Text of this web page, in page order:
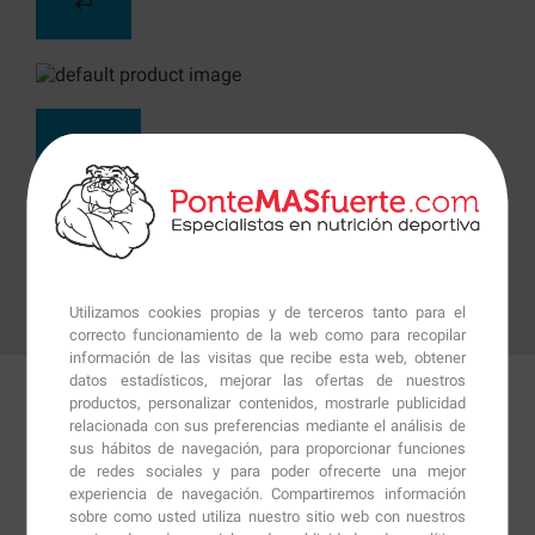
Utilizamos cookies propias y de terceros tanto para el
correcto funcionamiento de la web como para recopilar
información de las visitas que recibe esta web, obtener
datos estadísticos, mejorar las ofertas de nuestros
productos, personalizar contenidos, mostrarle publicidad
relacionada con sus preferencias mediante el análisis de
sus hábitos de navegación, para proporcionar funciones
de redes sociales y para poder ofrecerte una mejor
experiencia de navegación. Compartiremos información
sobre como usted utiliza nuestro sitio web con nuestros
Detalles Preguntas +Info
Black Maxde Max Proteinson unas galletas dobles de
chocolate rellenas de crema con sabor a nata al más